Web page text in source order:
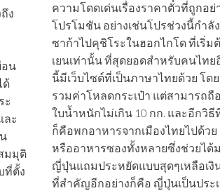
ง
อน
ด้
ะ
ละ
มมุติ
ที่ตั้ง
ความโดดเด่นเรื่องราคาตั๋วที่ถูกอย่
โปรโมชัน อย่างเช่นโปรช่วงนี้กำลั
ซาก้าไปคุชิโระในฮอกไกโด ที่เริ่ม
เยนเท่านั้น ที่สุดยอดสำหรับคนไท
นี้มีเว็บไซต์ที่เป็นภาษาไทยด้วย โ
รวมค่าโหลดกระเป๋า แต่สามารถถื
ใบน้ำหนักไม่เกิน 10 กก. และอีกวิธี
ก็คือพกอาหารจากเมืองไทยไปด้วย
หรืออาหารซองทั้งหลายซึ่งช่วยได้
ญี่ปุ่นแถมประหยัดแบบสุดๆเหลือเงิน
ที่สำคัญอีกอย่างก็คือ ญี่ปุ่นเป็นประ